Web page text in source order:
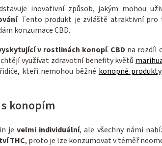
inovativní způsob, jakým mohou
. Tento produkt je zvláště atraktivní
konzumace CBD.
v rostlinách konopí. CBD na rozdíl
využívat zdravotní benefity květů
kteří nemohou běžné konopné produkty
konopím
je velmi individuální, ale všechny námi
THC, proto je lze konzumovat v téměř